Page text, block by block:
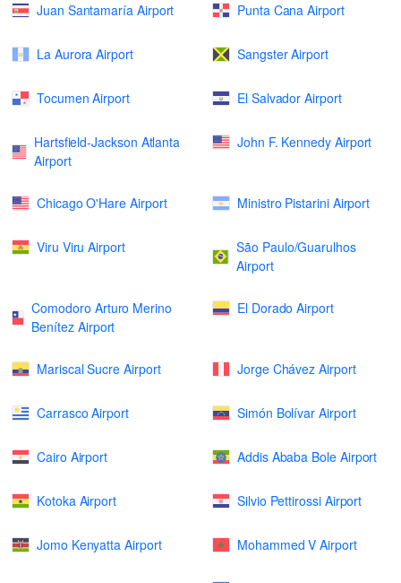
Juan Santamaría Airport Punta Cana Airport
La Aurora Airport Sangster Airport
Tocumen Airport El Salvador Airport
Hartsfield-Jackson Atlanta
Airport
John F. Kennedy Airport
Chicago O'Hare Airport Ministro Pistarini Airport
Viru Viru Airport
São Paulo/Guarulhos
Airport
Comodoro Arturo Merino
Benítez Airport
El Dorado Airport
Mariscal Sucre Airport Jorge Chávez Airport
Carrasco Airport Simón Bolívar Airport
Cairo Airport Addis Ababa Bole Airport
Kotoka Airport Silvio Pettirossi Airport
Jomo Kenyatta Airport Mohammed V Airport